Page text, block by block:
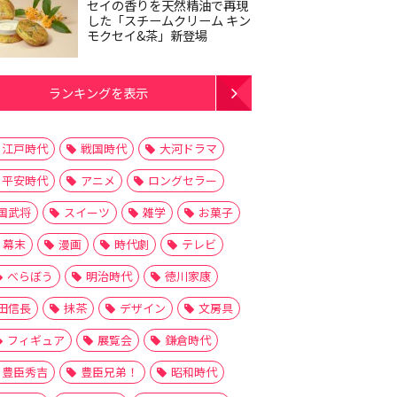
セイの香りを天然精油で再現
した「スチームクリーム キン
モクセイ&茶」新登場
ランキングを表示
江戸時代 戦国時代
大河ドラマ
平安時代
アニメ
ロングセラー
武将
スイーツ 雑学
お菓子
幕末
漫画 時代劇
テレビ
べらぼう
明治時代
徳川家康
信長
抹茶 デザイン
文房具
フィギュア
展覧会
鎌倉時代
豊臣秀吉
豊臣兄弟！
昭和時代